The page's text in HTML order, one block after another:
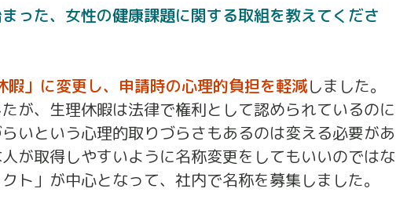
った、女性の健康課題に関する取組を教えてくださ
暇」に変更し、申請時の心理的負担を軽減しました。
が、生理休暇は法律で権利として認められているのに
いという心理的取りづらさもあるのは変える必要があ
が取得しやすいように名称変更をしてもいいのではな
ト」が中心となって、社内で名称を募集しました。